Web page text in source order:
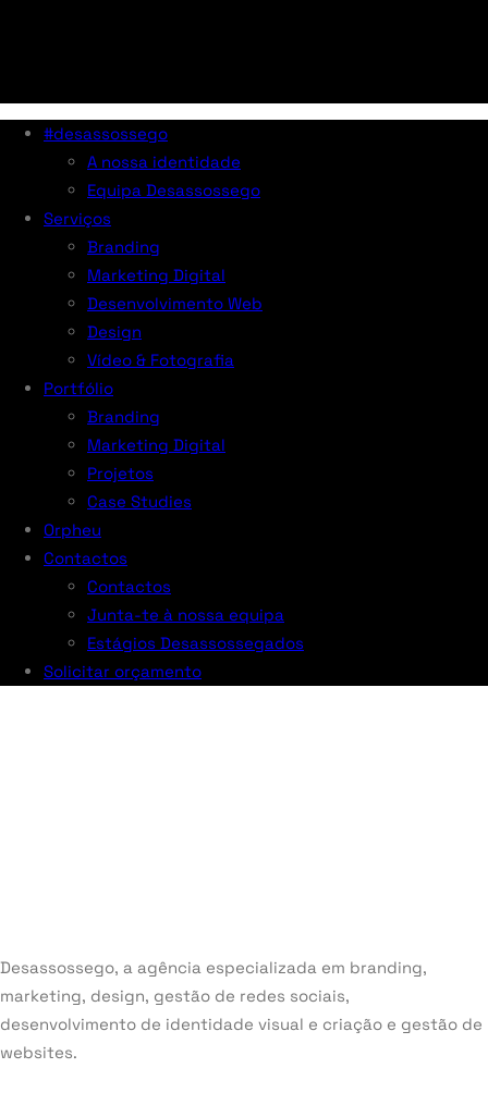
#desassossego
A nossa identidade
Equipa Desassossego
Serviços
Branding
Marketing Digital
Desenvolvimento Web
Design
Vídeo & Fotografia
Portfólio
Branding
Marketing Digital
Projetos
Case Studies
Orpheu
Contactos
Contactos
Junta-te à nossa equipa
Estágios Desassossegados
Solicitar orçamento
Desassossego, a agência especializada em branding,
marketing, design, gestão de redes sociais,
desenvolvimento de identidade visual e criação e gestão de
websites.